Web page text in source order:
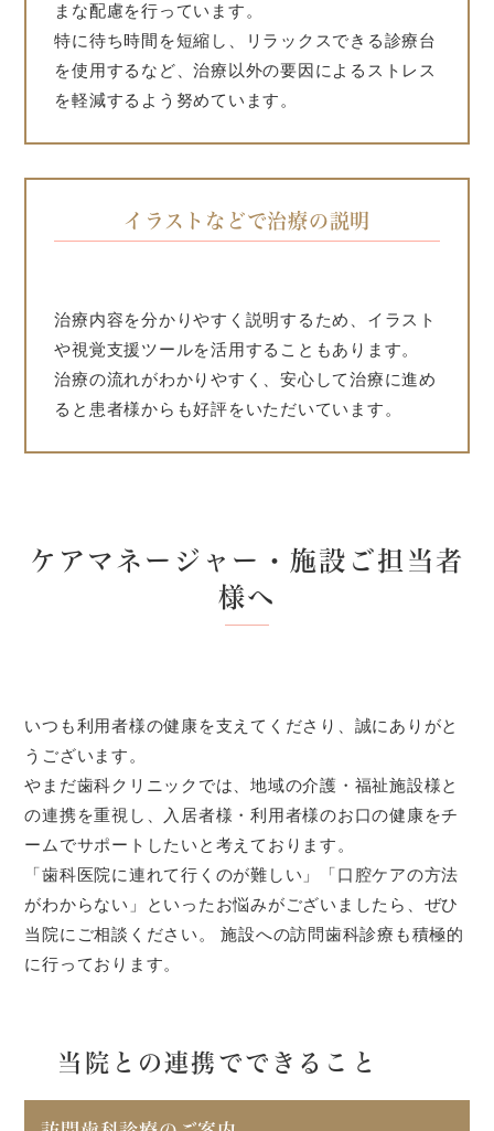
まな配慮を行っています。
特に待ち時間を短縮し、リラックスできる診療台
を使用するなど、治療以外の要因によるストレス
を軽減するよう努めています。
イラストなどで治療の説明
治療内容を分かりやすく説明するため、イラスト
や視覚支援ツールを活用することもあります。
治療の流れがわかりやすく、安心して治療に進め
ると患者様からも好評をいただいています。
ケアマネージャー・施設ご担当者
様へ
いつも利用者様の健康を支えてくださり、誠にありがと
うございます。
やまだ歯科クリニックでは、地域の介護・福祉施設様と
の連携を重視し、入居者様・利用者様のお口の健康をチ
ームでサポートしたいと考えております。
「歯科医院に連れて行くのが難しい」「口腔ケアの方法
がわからない」といったお悩みがございましたら、ぜひ
当院にご相談ください。 施設への訪問歯科診療も積極的
に行っております。
当院との連携でできること